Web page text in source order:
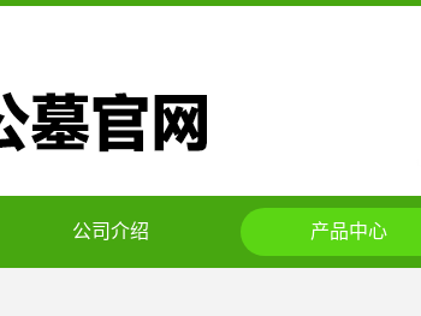
公司介绍 产品中心